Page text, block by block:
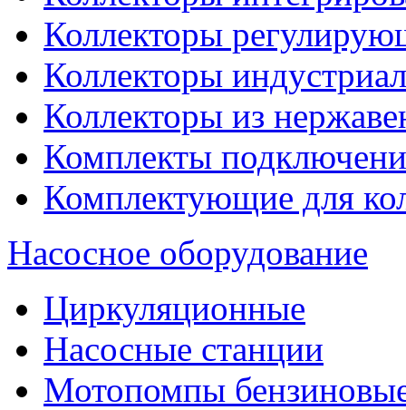
Коллекторы
Коллекторы
Коллекторы из
Комплекты
Комплектующие для
Насосное оборудование
Циркуляционные
Насосные станции
Мотопомпы